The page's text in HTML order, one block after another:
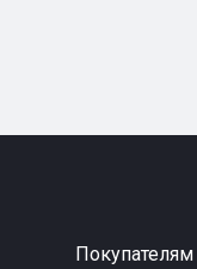
Покупателям